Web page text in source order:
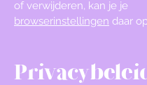
of verwijderen, kan je je
browserinstellingen daar